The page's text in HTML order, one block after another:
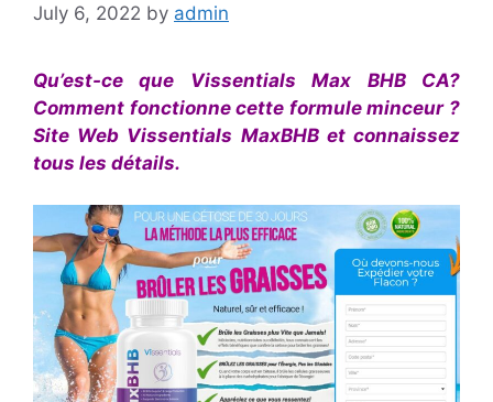
July 6, 2022 by admin
Qu’est-ce que Vissentials Max BHB CA?
Comment fonctionne cette formule minceur ?
Site Web Vissentials MaxBHB et connaissez
tous les détails.